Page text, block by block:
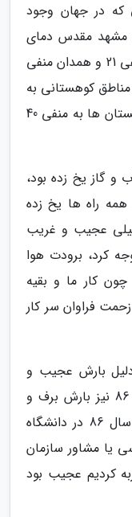
که در جهان وجود
مشهد مقدس دمای
منفی 35 درجه، مهرآباد تهران دمای منفی 21 و همدان منفی
مناطق کوهستانی به
چه شکل بودند. فکر می کنم دمای کوهستان ها به منفی 40
آب و گاز یخ زده بود،
راه ها یخ زده
خیلی عجیب و غریب
کرد، برودت هوا
کار ما و بقیه
با زحمت فراوان سر کار
به دلیل بارش عجیب و
زیاد برف بود. اگر خاطرتان باشد سال 86 نیز بارش برف و
سرمای بدی را در ایران تجربه کردیم. سال 86 در دانشگاه
یا مشاور سازمان
کردیم عجیب بود